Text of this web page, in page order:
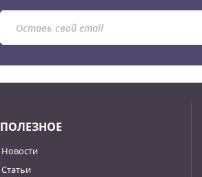
ПОЛЕЗНОЕ
Новости
Статьи